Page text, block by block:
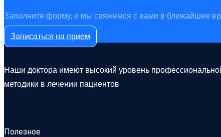
Заполните форму, и мы свяжемся с вами в ближайшее
Записаться на прием
Наши доктора имеют высокий уровень
методики в лечении пациентов
Полезное